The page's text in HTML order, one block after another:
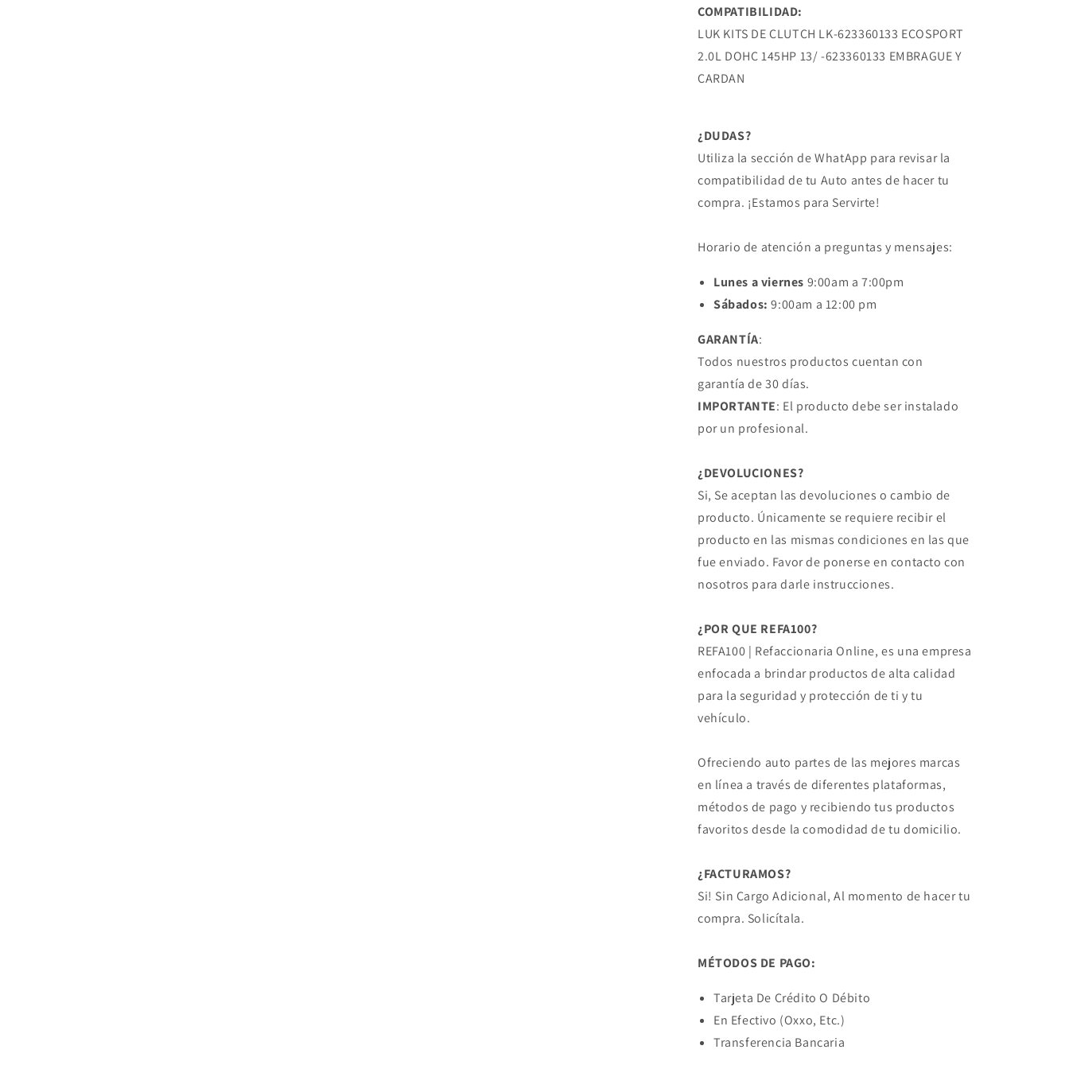
FORD
FORD
COMPATIBILIDAD:
LUK KITS DE CLUTCH LK-623360133 ECOSPORT
2.0L DOHC 145HP 13/ -623360133 EMBRAGUE Y
CARDAN
¿DUDAS?
Utiliza la sección de WhatApp para revisar la
compatibilidad de tu Auto antes de hacer tu
compra. ¡Estamos para Servirte!
Horario de atención a preguntas y mensajes:
Lunes a viernes 9:00am a 7:00pm
Sábados: 9:00am a 12:00 pm
GARANTÍA:
Todos nuestros productos cuentan con
garantía de 30 días.
IMPORTANTE: El producto debe ser instalado
por un profesional.
¿DEVOLUCIONES?
Si, Se aceptan las devoluciones o cambio de
producto. Únicamente se requiere recibir el
producto en las mismas condiciones en las que
fue enviado. Favor de ponerse en contacto con
nosotros para darle instrucciones.
¿POR QUE REFA100?
REFA100 | Refaccionaria Online, es una empresa
enfocada a brindar productos de alta calidad
para la seguridad y protección de ti y tu
vehículo.
Ofreciendo auto partes de las mejores marcas
en línea a través de diferentes plataformas,
métodos de pago y recibiendo tus productos
favoritos desde la comodidad de tu domicilio.
¿FACTURAMOS?
Si! Sin Cargo Adicional, Al momento de hacer tu
compra. Solicítala.
MÉTODOS DE PAGO:
Tarjeta De Crédito O Débito
En Efectivo (Oxxo, Etc.)
Transferencia Bancaria